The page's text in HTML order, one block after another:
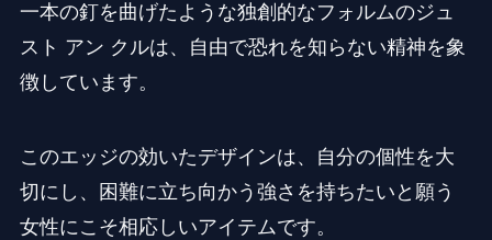
一本の釘を曲げたような独創的なフォルムのジュ
スト アン クルは、自由で恐れを知らない精神を象
徴しています。
このエッジの効いたデザインは、自分の個性を大
切にし、困難に立ち向かう強さを持ちたいと願う
女性にこそ相応しいアイテムです。